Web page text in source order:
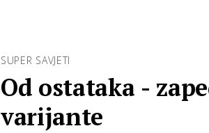
SUPER SAVJETI
Od ostataka -
varijante